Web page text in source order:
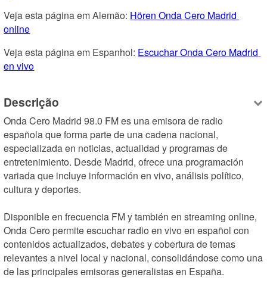
Veja esta página em Alemão: Hören Onda Cero Madrid
online
Veja esta página em Espanhol: Escuchar Onda Cero Madrid
en vivo
Descrição
Onda Cero Madrid 98.0 FM es una emisora de radio
española que forma parte de una cadena nacional,
especializada en noticias, actualidad y programas de
entretenimiento. Desde Madrid, ofrece una programación
variada que incluye información en vivo, análisis político,
cultura y deportes.
Disponible en frecuencia FM y también en streaming online,
Onda Cero permite escuchar radio en vivo en español con
contenidos actualizados, debates y cobertura de temas
relevantes a nivel local y nacional, consolidándose como una
de las principales emisoras generalistas en España.